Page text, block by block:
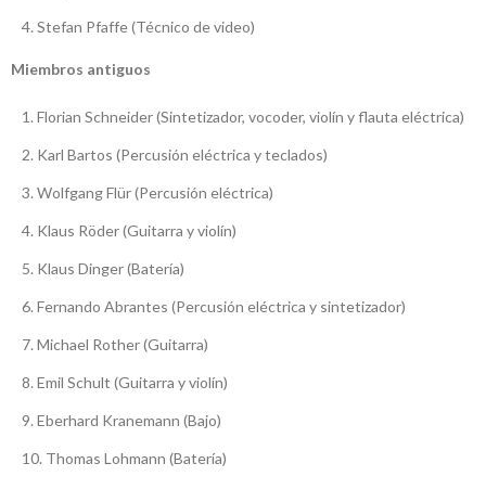
Stefan Pfaffe (Técnico de video)
Miembros antiguos
Florian Schneider (Sintetizador, vocoder, violín y flauta eléctrica)
Karl Bartos (Percusión eléctrica y teclados)
Wolfgang Flür (Percusión eléctrica)
Klaus Röder (Guitarra y violín)
Klaus Dinger (Batería)
Fernando Abrantes (Percusión eléctrica y sintetizador)
Michael Rother (Guitarra)
Emil Schult (Guitarra y violín)
Eberhard Kranemann (Bajo)
Thomas Lohmann (Batería)